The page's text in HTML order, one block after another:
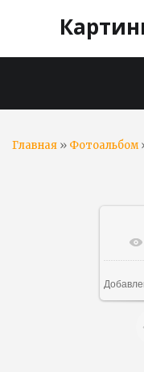
Главная » Фотоальбом